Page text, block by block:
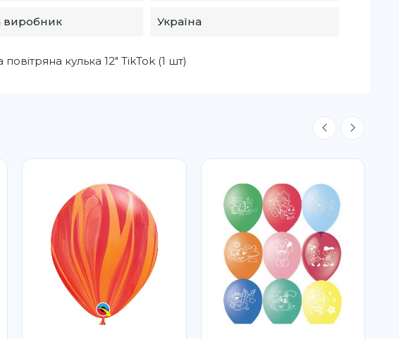
виробник Україна
повітряна кулька 12" TikTok (1 шт)